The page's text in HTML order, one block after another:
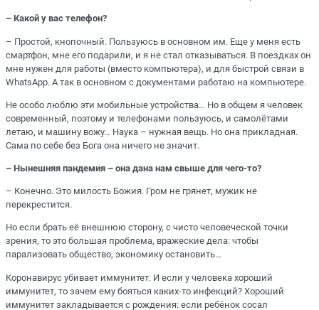
– Какой у вас телефон?
– Простой, кнопочный. Пользуюсь в основном им. Еще у меня есть
смартфон, мне его подарили, и я не стал отказываться. В поездках он
мне нужен для работы (вместо компьютера), и для быстрой связи в
WhatsApp. А так в основном с документами работаю на компьютере.
Не особо люблю эти мобильные устройства… Но в общем я человек
современный, поэтому и телефонами пользуюсь, и самолётами
летаю, и машину вожу… Наука – нужная вещь. Но она прикладная.
Сама по себе без Бога она ничего не значит.
– Нынешняя пандемия – она дана нам свыше для чего-то?
– Конечно. Это милость Божия. Гром не грянет, мужик не
перекрестится.
Но если брать её внешнюю сторону, с чисто человеческой точки
зрения, то это большая проблема, вражеские дела: чтобы
парализовать общество, экономику остановить…
Коронавирус убивает иммунитет. И если у человека хороший
иммунитет, то зачем ему бояться каких-то инфекций? Хороший
иммунитет закладывается с рождения: если ребёнок сосал